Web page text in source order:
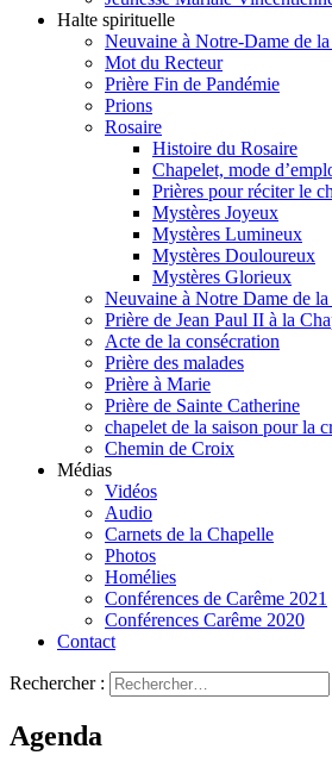
Halte spirituelle
Neuvaine à Notre-Dame de
Mot du Recteur
Prière Fin de Pandémie
Prions
Rosaire
Histoire du Rosaire
Chapelet, mode
Prières pour réciter le
Mystères Joyeux
Mystères Lumineux
Mystères Douloureux
Mystères Glorieux
Neuvaine à Notre Dame de
Prière de Jean Paul II à la
Acte de la consécration
Prière des malades
Prière à Marie
Prière de Sainte Catherine
chapelet de la saison pour la
Chemin de Croix
Médias
Vidéos
Audio
Carnets de la Chapelle
Photos
Homélies
Conférences de Carême 2021
Conférences Carême 2020
Contact
Rechercher :
Agenda